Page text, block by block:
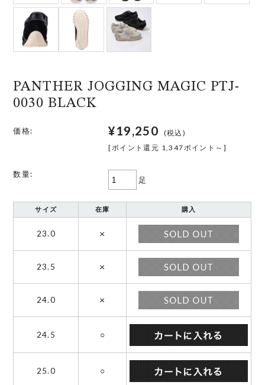
PANTHER JOGGING MAGIC PTJ-
0030 BLACK
価格: ¥19,250
(税込)
[ポイント還元 1,347ポイント～]
数量:
足
サイズ 在庫 購入
23.0 ×
23.5 ×
24.0 ×
24.5 ○
25.0 ○